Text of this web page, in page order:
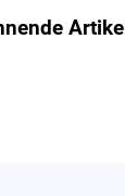
Artikel